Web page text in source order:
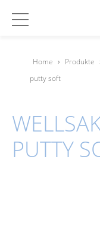
Home › Produkte
putty soft
PUTTY